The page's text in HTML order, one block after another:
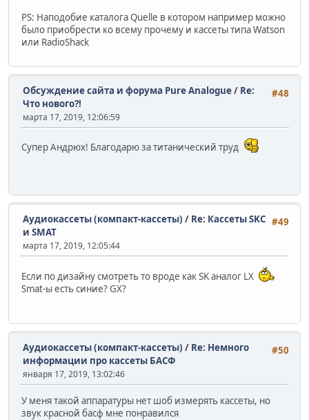
PS: Наподобие каталога Quelle в котором например можно
было приобрести ко всему прочему и кассеты типа Watson
или RadioShack
#48
Обсуждение сайта и форума Pure Analogue/ Re:
Что нового?!
марта 17, 2019, 12:06:59
Супер Андрюх! Благодарю за титанический труд
#49
Аудиокассеты (компакт-кассеты) / Re: Кассеты SKC
и SMAT
марта 17, 2019, 12:05:44
Если по дизайну смотреть то вроде как SK аналог LX
Smat-ы есть синие? GX?
#50
Аудиокассеты (компакт-кассеты) / Re: Немного
информации про кассеты БАСФ
января 17, 2019, 13:02:46
У меня такой аппаратуры нет шоб измерять кассеты, но
звук красной басф мне понравился